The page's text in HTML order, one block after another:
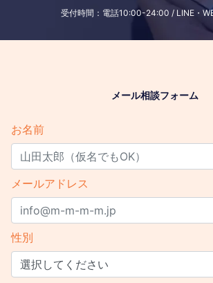
受付時間：電話10:00-24:00 / LINE・
メール相談フォーム
お名前
メールアドレス
性別